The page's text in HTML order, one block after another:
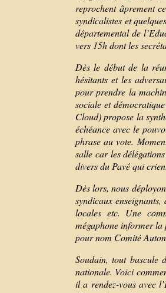
reprochent âprement
syndicalistes et
départemental de
vers 15h dont les
Dès le début de la
hésitants et les
pour prendre la
sociale et
Cloud) propose la
échéance avec le
phrase au vote.
salle car les
divers du Pavé qui
Dès lors, nous
syndicaux
locales etc. Une
mégaphone informer
pour nom Comité
Soudain, tout bascule
nationale. Voici
il a rendez-vous avec